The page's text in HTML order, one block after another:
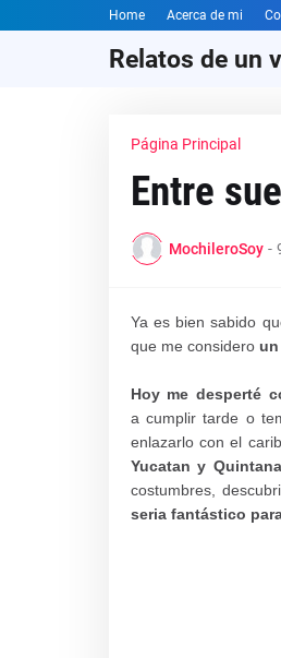
Home Acerca de mi
Relatos de un
Página Principal
Entre
MochileroSoy -
Ya es bien sabido
que me consideroun
Hoy me desperté
a cumplir tarde o
enlazarlo con el
Yucatan y
costumbres,
seria fantástico